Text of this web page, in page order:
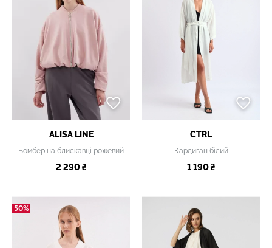
ALISA LINE
Бомбер на блискавці рожевий
2 290 ₴
CTRL
Кардиган білий
1 190 ₴
50%